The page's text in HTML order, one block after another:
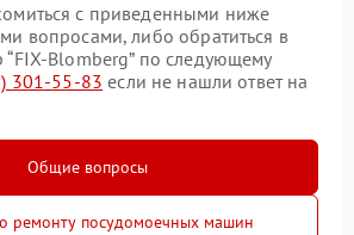
с приведенными ниже
вопросами, либо обратиться в
“FIX-Blomberg” по следующему
301-55-83 если не нашли ответ на
Общие вопросы
ремонту посудомоечных машин